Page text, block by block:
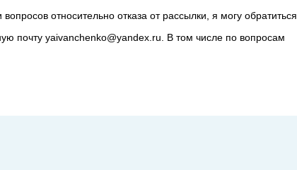
относительно отказа от рассылки, я могу обратиться
почту yaivanchenko@yandex.ru. В том числе по вопросам